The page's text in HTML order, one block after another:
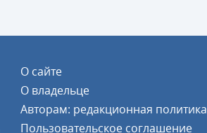
О сайте
О владельце
Авторам: редакционная политика
Пользовательское соглашение